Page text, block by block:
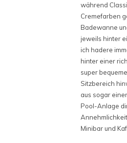
während
Cremefarben
Badewanne
jeweils hinter
ich hadere
hinter einer
super
Sitzbereich
aus sogar
Pool-Anlage
Minibar und